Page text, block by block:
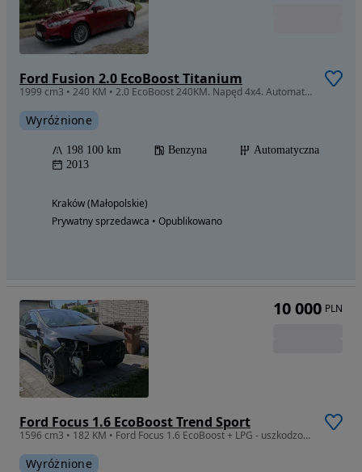
Ford Fusion 2.0 EcoBoost Titanium
1999 cm3 • 240 KM • 2.0 EcoBoost 240KM. Napęd 4x4. Automat. SONY. Skóra. Garażowany.
Wyróżnione
198 100 km Benzyna
Automatyczna
2013
Kraków (Małopolskie)
Prywatny sprzedawca • Opublikowano
Ford Focus 1.6 EcoBoost Trend Sport
1596 cm3 • 182 KM • Ford Focus 1.6 EcoBoost + LPG - uszkodzony silnik
Wyróżnione
10 000 PLN